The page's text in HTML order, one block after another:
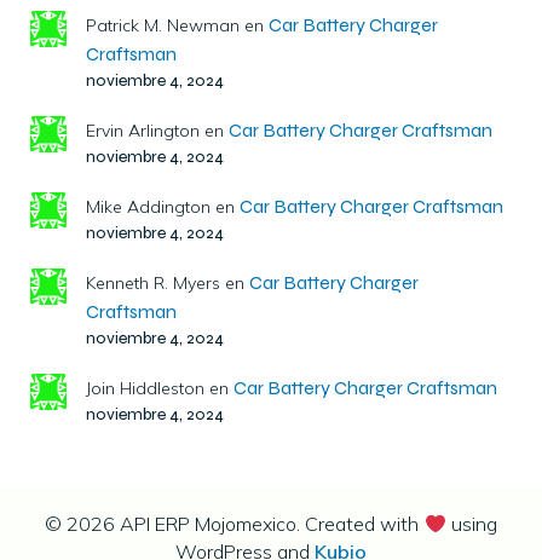
Patrick M. Newman en Car Battery Charger
Craftsman
noviembre 4, 2024
Ervin Arlington en Car Battery Charger Craftsman
noviembre 4, 2024
Mike Addington en Car Battery Charger Craftsman
noviembre 4, 2024
Kenneth R. Myers en Car Battery Charger
Craftsman
noviembre 4, 2024
Join Hiddleston en Car Battery Charger Craftsman
noviembre 4, 2024
© 2026 API ERP Mojomexico. Created with
using
WordPress and Kubio